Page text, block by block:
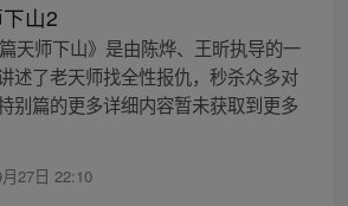
山2
天师下山》是由陈烨、王昕执导的一
述了老天师找全性报仇，秒杀众多对
别篇的更多详细内容暂未获取到更多
27日 22:10